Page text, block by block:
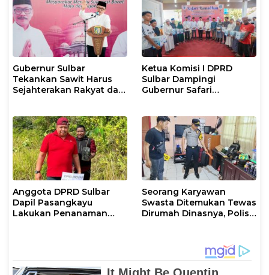
Gubernur Sulbar
Tekankan Sawit Harus
Sejahterakan Rakyat dan
Ketua Komisi I DPRD
Sulbar Dampingi
Gubernur Safari
Anggota DPRD Sulbar
Dapil Pasangkayu
Lakukan Penanaman
Seorang Karyawan
Swasta Ditemukan Tewas
Dirumah Dinasnya, Polisi: